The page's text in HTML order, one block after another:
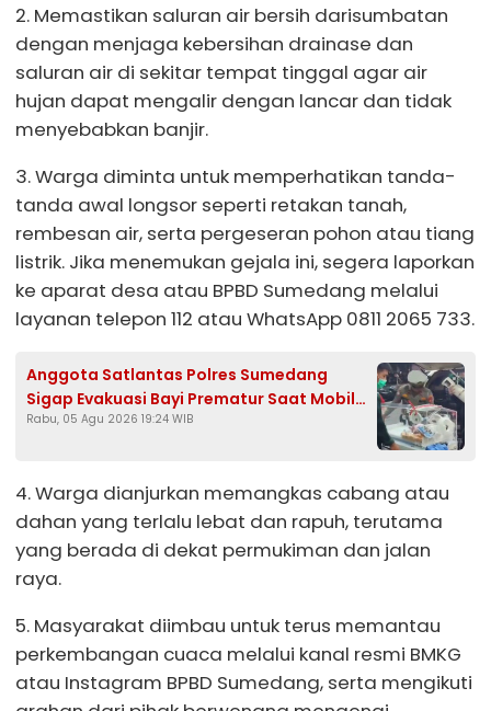
2. Memastikan saluran air bersih darisumbatan
dengan menjaga kebersihan drainase dan
saluran air di sekitar tempat tinggal agar air
hujan dapat mengalir dengan lancar dan tidak
menyebabkan banjir.
3. Warga diminta untuk memperhatikan tanda-
tanda awal longsor seperti retakan tanah,
rembesan air, serta pergeseran pohon atau tiang
listrik. Jika menemukan gejala ini, segera laporkan
ke aparat desa atau BPBD Sumedang melalui
layanan telepon 112 atau WhatsApp 0811 2065 733.
Anggota Satlantas Polres Sumedang
Sigap Evakuasi Bayi Prematur Saat Mobil
Ambulans Pecah Ban
Rabu, 05 Agu 2026 19:24 WIB
4. Warga dianjurkan memangkas cabang atau
dahan yang terlalu lebat dan rapuh, terutama
yang berada di dekat permukiman dan jalan
raya.
5. Masyarakat diimbau untuk terus memantau
perkembangan cuaca melalui kanal resmi BMKG
atau Instagram BPBD Sumedang, serta mengikuti